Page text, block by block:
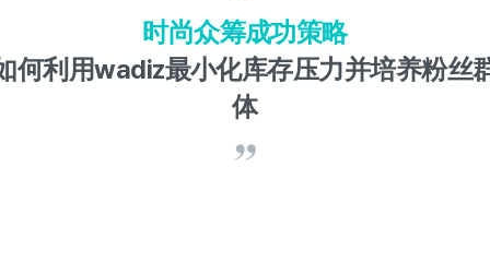
时尚众筹成功策略
何利用wadiz最小化库存压力并培养粉丝
体